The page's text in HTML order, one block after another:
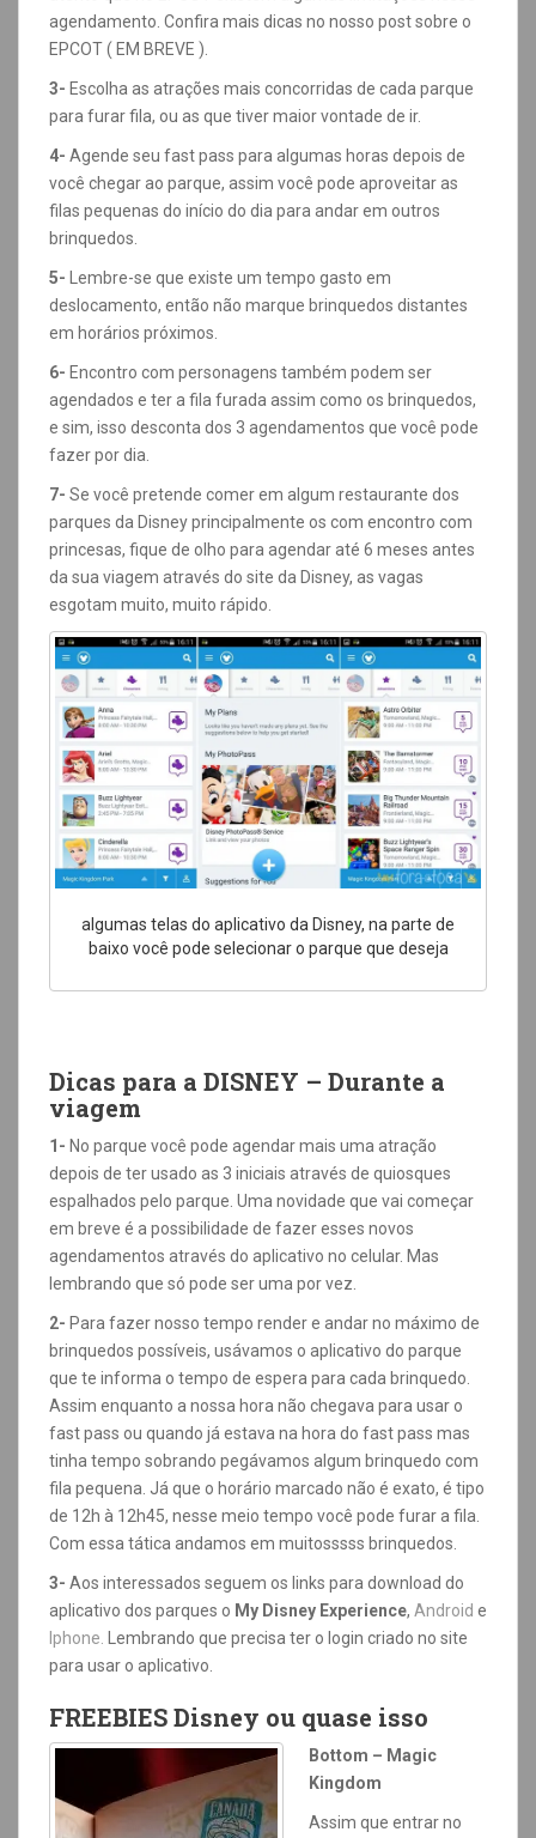
agendamento. Confira mais dicas no nosso post sobre o
EPCOT ( EM BREVE ).
3- Escolha as atrações mais concorridas de cada parque
para furar fila, ou as que tiver maior vontade de ir.
4- Agende seu fast pass para algumas horas depois de
você chegar ao parque, assim você pode aproveitar as
filas pequenas do início do dia para andar em outros
brinquedos.
5- Lembre-se que existe um tempo gasto em
deslocamento, então não marque brinquedos distantes
em horários próximos.
6- Encontro com personagens também podem ser
agendados e ter a fila furada assim como os brinquedos,
e sim, isso desconta dos 3 agendamentos que você pode
fazer por dia.
7- Se você pretende comer em algum restaurante dos
parques da Disney principalmente os com encontro com
princesas, fique de olho para agendar até 6 meses antes
da sua viagem através do site da Disney, as vagas
esgotam muito, muito rápido.
algumas telas do aplicativo da Disney, na parte de
baixo você pode selecionar o parque que deseja
Dicas para a DISNEY – Durante a
viagem
1- No parque você pode agendar mais uma atração
depois de ter usado as 3 iniciais através de quiosques
espalhados pelo parque. Uma novidade que vai começar
em breve é a possibilidade de fazer esses novos
agendamentos através do aplicativo no celular. Mas
lembrando que só pode ser uma por vez.
2- Para fazer nosso tempo render e andar no máximo de
brinquedos possíveis, usávamos o aplicativo do parque
que te informa o tempo de espera para cada brinquedo.
Assim enquanto a nossa hora não chegava para usar o
fast pass ou quando já estava na hora do fast pass mas
tinha tempo sobrando pegávamos algum brinquedo com
fila pequena. Já que o horário marcado não é exato, é tipo
de 12h à 12h45, nesse meio tempo você pode furar a fila.
Com essa tática andamos em muitosssss brinquedos.
3- Aos interessados seguem os links para download do
aplicativo dos parques o My Disney Experience, Android e
Iphone. Lembrando que precisa ter o login criado no site
para usar o aplicativo.
FREEBIES Disney ou quase isso
Bottom – Magic
Kingdom
Assim que entrar no